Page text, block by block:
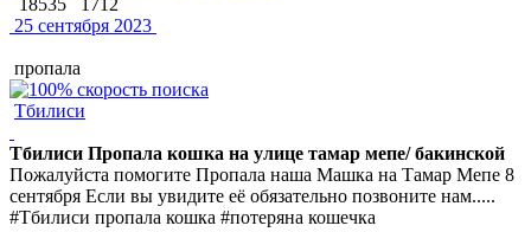
25 сентября 2023
пропала
Тбилиси
Тбилиси Пропала кошка на улице тамар мепе/ бакинской
Пожалуйста помогите Пропала наша Машка на Тамар Мепе 8
сентября Если вы увидите её обязательно позвоните нам.....
#Тбилиси пропала кошка #потеряна кошечка